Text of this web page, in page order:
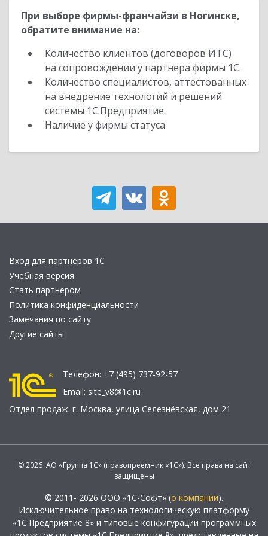
При выборе фирмы-франчайзи в Ногинске,
обратите внимание на:
Количество клиентов (договоров ИТС)
на сопровождении у партнера фирмы 1С.
Количество специалистов, аттестованных
на внедрение технологий и решений
системы 1С:Предприятие.
Наличие у фирмы статуса
Вход для партнеров 1С
Учебная версия
Стать партнером
Политика конфиденциальности
Замечания по сайту
Другие сайты
Телефон: +7 (495) 737-92-57
Email: site_v8@1c.ru
Отдел продаж: г. Москва, улица Селезнёвская, дом 21
© 2026 АО «Группа 1С» (правопреемник «1С»). Все права на сайт
защищены
© 2011- 2026 ООО «1С-Софт» (о компании).
Исключительное право на технологическую платформу
«1С:Предприятие 8» и типовые конфигурации программных